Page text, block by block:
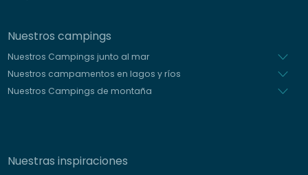
Nuestros campings
Nuestros Campings junto al mar
Nuestros campamentos en lagos y ríos
Nuestros Campings de montaña
Nuestras inspiraciones